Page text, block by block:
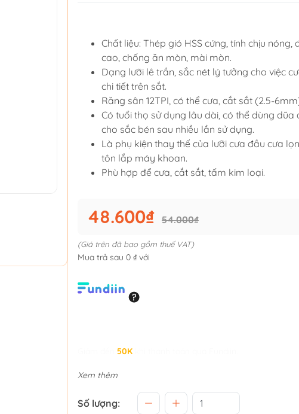
Chất liệu: Thép gió HSS cứng, tính chịu nóng,
cao, chống ăn mòn, mài mòn.
Dạng lưỡi lê trần, sắc nét lý tưởng cho việc
chi tiết trên sắt.
Răng sân 12TPI, có thể cưa, cắt sắt (2.5-
Có tuổi thọ sử dụng lâu dài, có thể dùng dũa
cho sắc bén sau nhiều lần sử dụng.
Là phụ kiện thay thế của lưỡi cưa đầu cưa
tôn lắp máy khoan.
Phù hợp để cưa, cắt sắt, tấm kim loại.
48.600₫ 54.000₫
(Giá trên đã bao gồm thuế VAT)
Mua trả sau 0 ₫ với
50K
Xem thêm
Số lượng: